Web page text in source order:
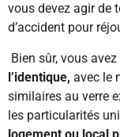
vous devez agir de
d’accident pour
Bien sûr, vous avez
l’identique, avec le
similaires au verre
les particularités